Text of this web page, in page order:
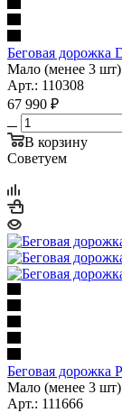
Беговая дорожка
Мало (менее 3 шт)
Арт.: 110308
67 990 ₽
В корзину
Советуем
Беговая дорожка
Мало (менее 3 шт)
Арт.: 111666